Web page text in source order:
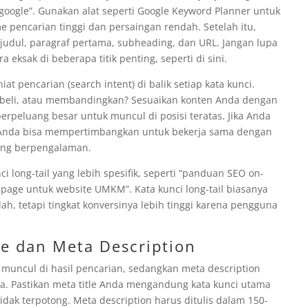
Gunakan alat seperti Google Keyword Planner untuk
pencarian tinggi dan persaingan rendah. Setelah itu,
paragraf pertama, subheading, dan URL. Jangan lupa
eksak di beberapa titik penting, seperti di sini.
pencarian (search intent) di balik setiap kata kunci.
atau membandingkan? Sesuaikan konten Anda dengan
besar untuk muncul di posisi teratas. Jika Anda
bisa mempertimbangkan untuk bekerja sama dengan
berpengalaman.
long-tail yang lebih spesifik, seperti “panduan SEO on-
untuk website UMKM”. Kata kunci long-tail biasanya
tetapi tingkat konversinya lebih tinggi karena pengguna
dan Meta Description
di hasil pencarian, sedangkan meta description
Pastikan meta title Anda mengandung kata kunci utama
terpotong. Meta description harus ditulis dalam 150-